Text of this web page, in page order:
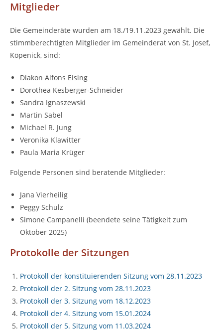
Mitglieder
Die Gemeinderäte wurden am 18./19.11.2023 gewählt. Die
stimmberechtigten Mitglieder im Gemeinderat von St. Josef,
Köpenick, sind:
Diakon Alfons Eising
Dorothea Kesberger-Schneider
Sandra Ignaszewski
Martin Sabel
Michael R. Jung
Veronika Klawitter
Paula Maria Krüger
Folgende Personen sind beratende Mitglieder:
Jana Vierheilig
Peggy Schulz
Simone Campanelli (beendete seine Tätigkeit zum
Oktober 2025)
Protokolle der Sitzungen
Protokoll der konstituierenden Sitzung vom 28.11.2023
Protokoll der 2. Sitzung vom 28.11.2023
Protokoll der 3. Sitzung vom 18.12.2023
Protokoll der 4. Sitzung vom 15.01.2024
Protokoll der 5. Sitzung vom 11.03.2024